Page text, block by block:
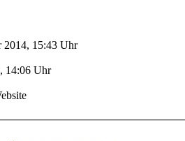
2014, 15:43 Uhr
14:06 Uhr